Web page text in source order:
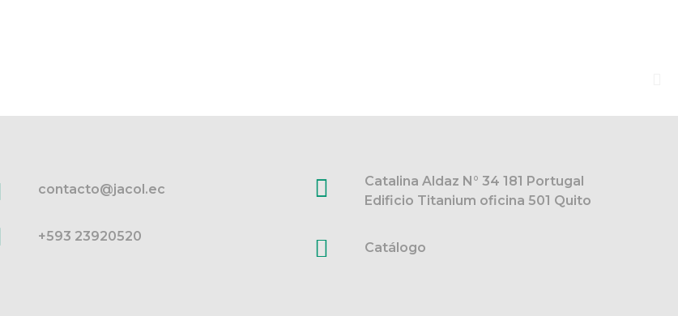
contacto@jacol.ec
+593 23920520
Catalina Aldaz N° 34 181 Portugal
Edificio Titanium oficina 501 Quito
Catálogo